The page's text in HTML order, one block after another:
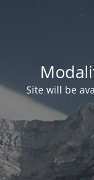
Site will be